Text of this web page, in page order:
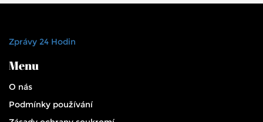
Zprávy 24 Hodin
Menu
O nás
Podmínky používání